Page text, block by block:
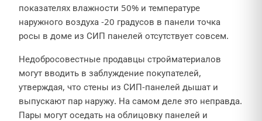
показателях влажности 50% и температуре
наружного воздуха -20 градусов в панели точка
росы в доме из СИП панелей отсутствует совсем.
Недобросовестные продавцы стройматериалов
могут вводить в заблуждение покупателей,
утверждая, что стены из СИП-панелей дышат и
выпускают пар наружу. На самом деле это неправда.
Пары могут оседать на облицовку панелей и